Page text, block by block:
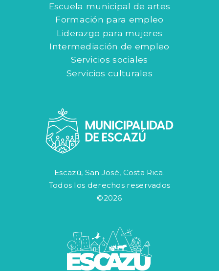
Escuela municipal de artes
Formación para empleo
Liderazgo para mujeres
Intermediación de empleo
Servicios sociales
Servicios culturales
Escazú, San José, Costa Rica.
Todos los derechos reservados
©2026